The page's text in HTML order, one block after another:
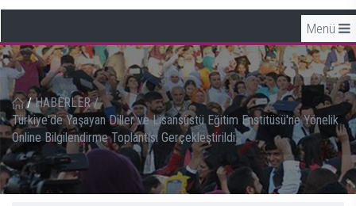
Menü
/ HABERLER /
Türkiye'de Yaşayan Diller ve Lisansüstü Eğitim Enstitüsü'ne Yönelik
Online Bilgilendirme Toplantısı Gerçekleştirildi.